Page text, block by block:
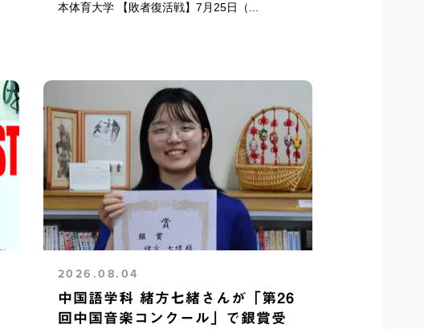
本体育大学 【敗者復活戦】7月25日（...
2026.08.04
中国語学科 緒方七緒さんが「第26
回中国音楽コンクール」で銀賞受